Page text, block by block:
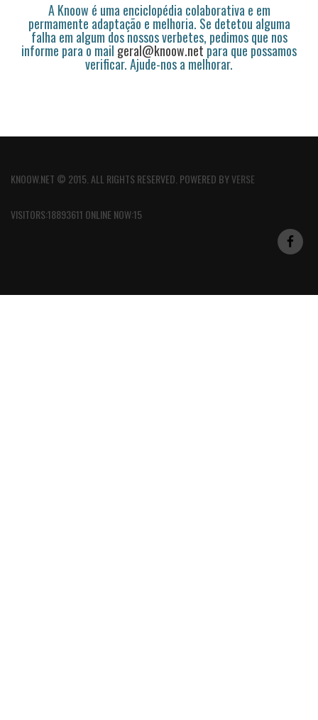
A Knoow é uma enciclopédia colaborativa e em
permamente adaptação e melhoria. Se detetou alguma
falha em algum dos nossos verbetes, pedimos que nos
informe para o mail geral@knoow.netpara que possamos
verificar. Ajude-nos a melhorar.
KNOOW.NET © 2015. ALL RIGHTS RESERVED. POWERED BYVERSE
VISITORS:18893611 ONLINE NOW:15